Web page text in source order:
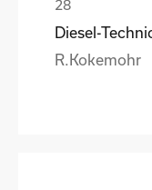
Diesel-
R.Kokemohr